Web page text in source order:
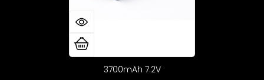
3700mAh 7.2V